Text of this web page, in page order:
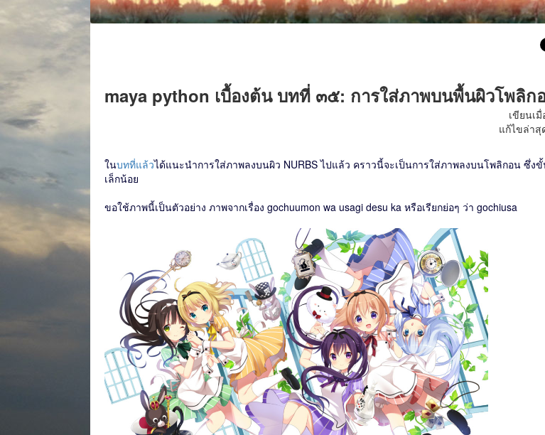
maya python เบื้องต้น บทที่ ๓๕: การใส่ภาพบนพื้นผิวโพลิก
เขียนเ
แก้ไขล่าสุ
ในบทที่แล้วได้แนะนำการใส่ภาพลงบนผิว NURBS ไปแล้ว คราวนี้จะเป็นการใส่ภาพลงบนโพลิกอน ซึ่ง
เล็กน้อย
ขอใช้ภาพนี้เป็นตัวอย่าง ภาพจากเรื่อง gochuumon wa usagi desu ka หรือเรียกย่อๆ ว่า gochiusa